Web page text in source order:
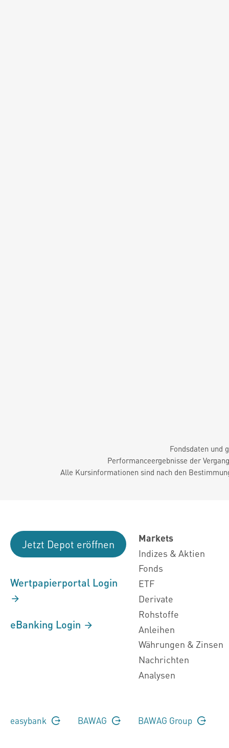
Fondsdaten und
Performanceergebnisse der
Alle Kursinformationen sind nach den
Jetzt Depot eröffnen
Wertpapierportal Login
eBanking Login
Markets
Indizes & Aktien
Fonds
ETF
Derivate
Rohstoffe
Anleihen
Währungen & Zinsen
Nachrichten
Analysen
easybank BAWAG BAWAG Group